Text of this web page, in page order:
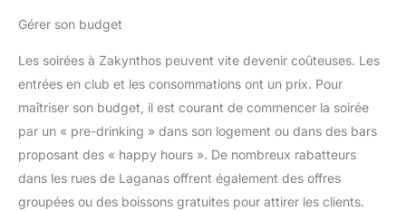
minutes et votre Samsung S25 Ultra à 80%. Câble USB-C
intégré, Prêt à emporter Ne perdez jamais plus votre câble
pratique. Rechargez une fois, alimentation pendant une
la 20.000mAh peut charger votre iPhone 16 jusqu’à 4 fois.
Rechargez une fois et profitez de l’énergie pendant une
semaine !
Gérer son budget
Les soirées à Zakynthos peuvent vite devenir coûteuses. Les
entrées en club et les consommations ont un prix. Pour
maîtriser son budget, il est courant de commencer la soirée
par un « pre-drinking » dans son logement ou dans des bars
proposant des « happy hours ». De nombreux rabatteurs
dans les rues de Laganas offrent également des offres
groupées ou des boissons gratuites pour attirer les clients.